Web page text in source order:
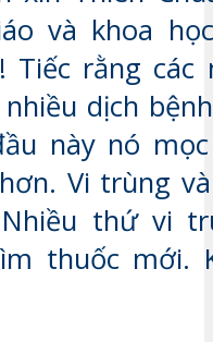
và khoa
rằng các
dịch
này nó
Vi trùng
thứ vi
thuốc mới.